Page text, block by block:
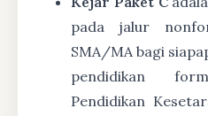
pada jalur
SMA/MA bagi
pendidikan
Pendidikan